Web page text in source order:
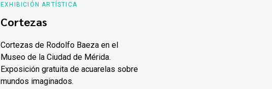
EXHIBICIÓN ARTÍSTICA
Cortezas
Cortezas de Rodolfo Baeza en el
Museo de la Ciudad de Mérida.
Exposición gratuita de acuarelas sobre
mundos imaginados.